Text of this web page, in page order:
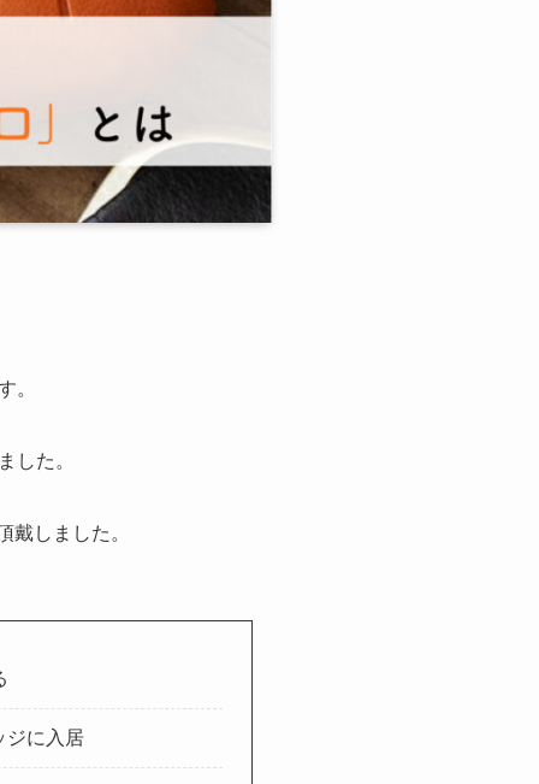
。
した。
しました。
に入居